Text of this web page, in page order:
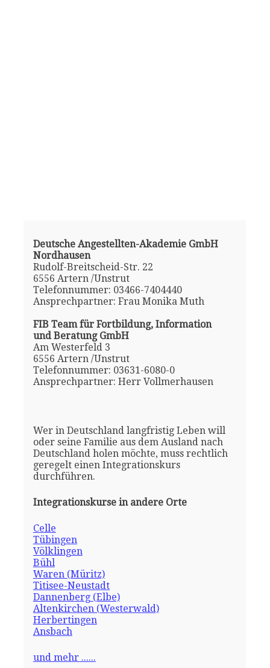
Deutsche Angestellten-Akademie GmbH
Nordhausen
Rudolf-Breitscheid-Str. 22
6556 Artern /Unstrut
Telefonnummer: 03466-7404440
Ansprechpartner: Frau Monika Muth
FIB Team für Fortbildung, Information
und Beratung GmbH
Am Westerfeld 3
6556 Artern /Unstrut
Telefonnummer: 03631-6080-0
Ansprechpartner: Herr Vollmerhausen
Wer in Deutschland langfristig Leben will
oder seine Familie aus dem Ausland nach
Deutschland holen möchte, muss rechtlich
geregelt einen Integrationskurs
durchführen.
Integrationskurse in andere Orte
Celle
Tübingen
Völklingen
Bühl
Waren (Müritz)
Titisee-Neustadt
Dannenberg (Elbe)
Altenkirchen (Westerwald)
Herbertingen
Ansbach
und mehr ......